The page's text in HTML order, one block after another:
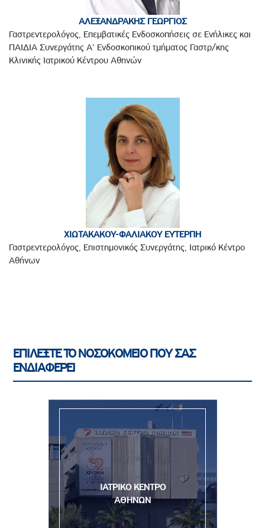
ΑΛΕΞΑΝΔΡΑΚΗΣ ΓΕΩΡΓΙΟΣ
Γαστρεντερολόγος, Επεμβατικές Ενδοσκοπήσεις σε Ενήλικες και
ΠΑΙΔΙΑ Συνεργάτης Α’ Ενδοσκοπικού τμήματος Γαστρ/κης
Κλινικής Ιατρικού Κέντρου Αθηνών
ΧΙΩΤΑΚΑΚΟΥ-ΦΑΛΙΑΚΟΥ ΕΥΤΕΡΠΗ
Γαστρεντερολόγος, Επιστημονικός Συνεργάτης, Ιατρικό Κέντρο
Αθήνων
ΕΠΙΛΕΞΤΕ ΤΟ ΝΟΣΟΚΟΜΕΙΟ ΠΟΥ ΣΑΣ
ΕΝΔΙΑΦΕΡΕΙ
ΙΑΤΡΙΚΟ ΚΕΝΤΡΟ
ΑΘΗΝΩΝ